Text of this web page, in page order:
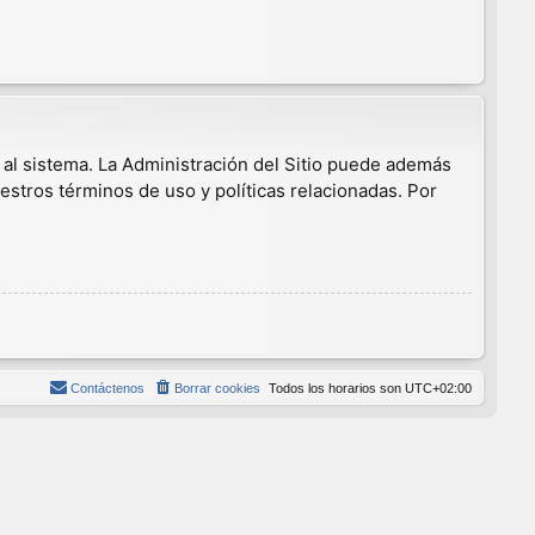
sistema. La Administración del Sitio puede además
términos de uso y políticas relacionadas. Por
Todos los horarios son UTC+02:00
Borrar cookies
Contáctenos